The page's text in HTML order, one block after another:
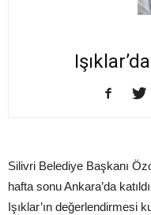
Silivri Belediye Başkanı
hafta sonu Ankara’da
Işıklar’ın değerlendirmesi